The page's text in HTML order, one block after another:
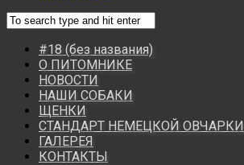
#18 (без названия)
О ПИТОМНИКЕ
НОВОСТИ
НАШИ СОБАКИ
ЩЕНКИ
СТАНДАРТ НЕМЕЦКОЙ ОВЧАРКИ
ГАЛЕРЕЯ
КОНТАКТЫ